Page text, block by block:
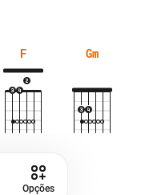
F Gm
Opções